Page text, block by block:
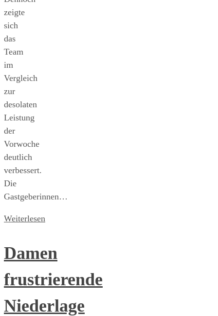
zeigte
sich
das
Team
im
Vergleich
zur
desolaten
Leistung
der
Vorwoche
deutlich
verbessert.
Die
Gastgeberinnen…
Weiterlesen
Damen
frustrierende
Niederlage